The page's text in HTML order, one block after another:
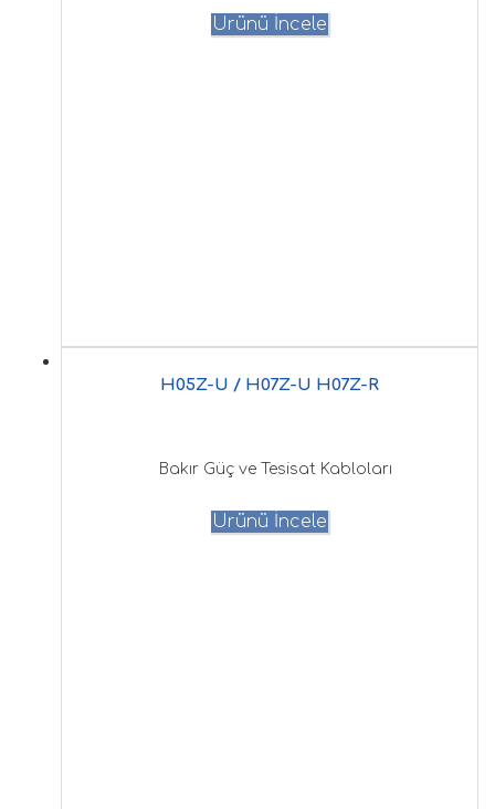
Ürünü İncele
H05Z-U / H07Z-U H07Z-R
Bakır Güç ve Tesisat Kabloları
Ürünü İncele